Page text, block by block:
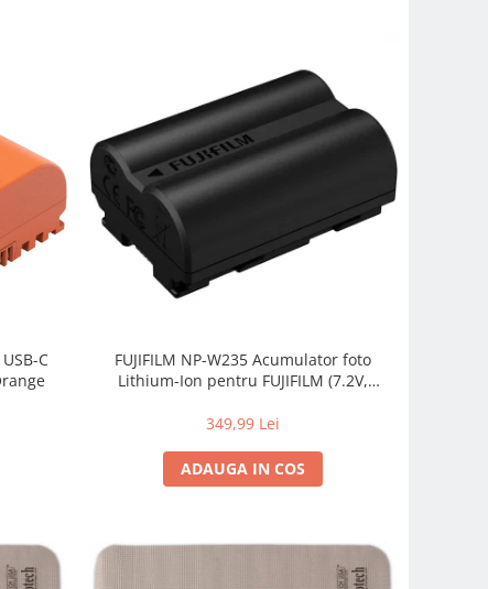
C
FUJIFILM NP-W235 Acumulator foto
Lithium-Ion pentru FUJIFILM (7.2V,
349,99 Lei
ADAUGA IN COS